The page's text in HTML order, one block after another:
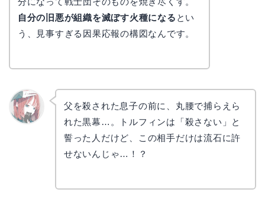
自分の旧悪が組織を滅ぼす火種になる とい
う、見事すぎる因果応報の構図なんです。
父を殺された息子の前に、丸腰で捕らえら
れた黒幕…。トルフィンは「殺さない」と
誓った人だけど、この相手だけは流石に許
せないんじゃ…！？